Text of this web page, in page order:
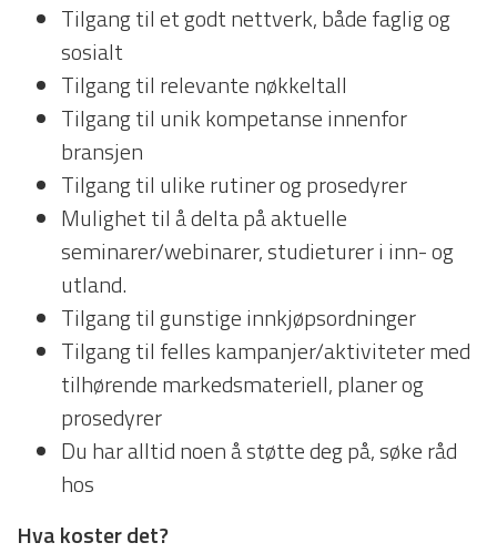
Tilgang til et godt nettverk, både faglig og
sosialt
Tilgang til relevante nøkkeltall
Tilgang til unik kompetanse innenfor
bransjen
Tilgang til ulike rutiner og prosedyrer
Mulighet til å delta på aktuelle
seminarer/webinarer, studieturer i inn- og
utland.
Tilgang til gunstige innkjøpsordninger
Tilgang til felles kampanjer/aktiviteter med
tilhørende markedsmateriell, planer og
prosedyrer
Du har alltid noen å støtte deg på, søke råd
hos
Hva koster det?